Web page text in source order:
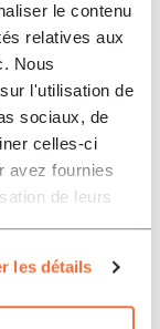
le contenu
relatives aux
Nous
l'utilisation de
sociaux, de
celles-ci
avez fournies
de leurs
les détails